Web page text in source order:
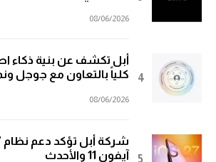
08/06/2026
أبل تكشف عن بنية ذكاء
كلياً بالتعاون مع جوجل
08/06/2026
آيفون 11 والأحدث